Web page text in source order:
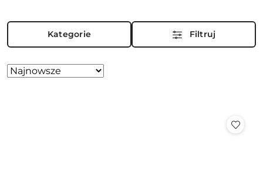
Kategorie Filtruj
Zastosowano
Sortuj